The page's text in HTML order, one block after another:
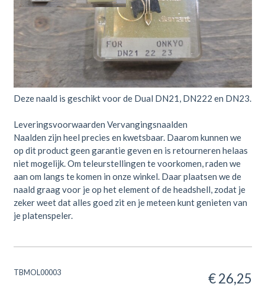
DN21/DN22/DN23
08 D-1201 H2
Emdo
Deze naald is geschikt voor de Dual DN21, DN222 en DN23.
Leveringsvoorwaarden Vervangingsnaalden
Naalden zijn heel precies en kwetsbaar. Daarom kunnen we
op dit product geen garantie geven en is retourneren helaas
niet mogelijk. Om teleurstellingen te voorkomen, raden we
aan om langs te komen in onze winkel. Daar plaatsen we de
naald graag voor je op het element of de headshell, zodat je
zeker weet dat alles goed zit en je meteen kunt genieten van
je platenspeler.
TBMOL00003 € 26,25